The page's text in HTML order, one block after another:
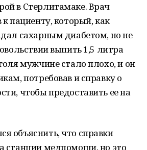
в Стерлитамаке. Врач
пациенту, который, как
сахарным диабетом, но не
выпить 1,5 литра
мужчине стало плохо, и он
потребовав и справку о
чтобы предоставить ее на
объяснить, что справки
станции медпомощи, но это